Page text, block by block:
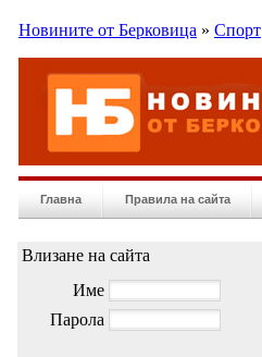
Новините от Берковица » Спорт
Главна Правила на сайта
Влизане на сайта
Име
Парола